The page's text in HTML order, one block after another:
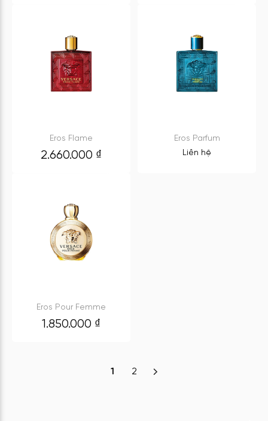
Eros Flame
2.660.000 ₫
Eros Parfum
Liên hệ
Eros Pour Femme
1.850.000 ₫
1 2